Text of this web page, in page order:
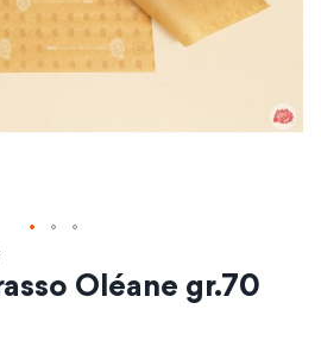
Oléane gr.70